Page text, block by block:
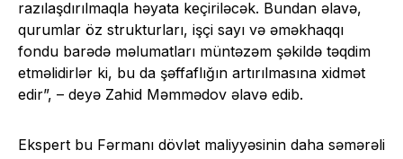
razılaşdırılmaqla həyata keçiriləcək. Bundan əlavə,
qurumlar öz strukturları, işçi sayı və əməkhaqqı
fondu barədə məlumatları müntəzəm şəkildə təqdim
etməlidirlər ki, bu da şəffaflığın artırılmasına xidmət
edir”, – deyə Zahid Məmmədov əlavə edib.
Ekspert bu Fərmanı dövlət maliyyəsinin daha səmərəli